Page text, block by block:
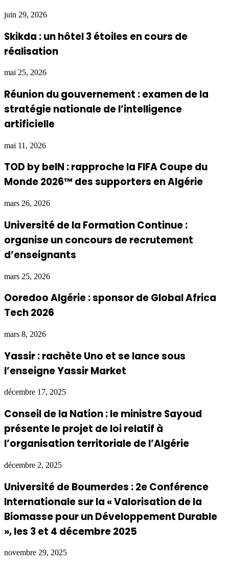
juin 29, 2026
Skikda : un hôtel 3 étoiles en cours de
réalisation
mai 25, 2026
Réunion du gouvernement : examen de la
stratégie nationale de l’intelligence
artificielle
mai 11, 2026
TOD by beIN : rapproche la FIFA Coupe du
Monde 2026™ des supporters en Algérie
mars 26, 2026
Université de la Formation Continue :
organise un concours de recrutement
d’enseignants
mars 25, 2026
Ooredoo Algérie : sponsor de Global Africa
Tech 2026
mars 8, 2026
Yassir : rachète Uno et se lance sous
l’enseigne Yassir Market
décembre 17, 2025
Conseil de la Nation : le ministre Sayoud
présente le projet de loi relatif à
l’organisation territoriale de l’Algérie
décembre 2, 2025
Université de Boumerdes : 2e Conférence
Internationale sur la « Valorisation de la
Biomasse pour un Développement Durable
», les 3 et 4 décembre 2025
novembre 29, 2025